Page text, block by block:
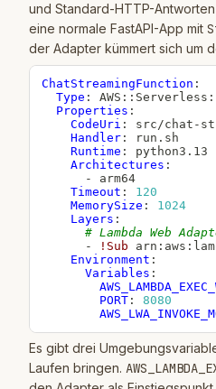
und Standard-HTTP-
eine normale FastAPI-App mit
der Adapter kümmert sich um
ChatStreamingFunction :
Type : AWS : : Serverless :
Properties :
CodeUri : src/chat -
Handler:
run.sh
Runtime :
python3.13
Architectures :
-
arm64
Timeout :
120
MemorySize :
1024
Layers :
# Lambda Web
-
!Sub arn : aws :
Environment :
Variables :
PORT:
8080
Es gibt drei
Laufen bringen.